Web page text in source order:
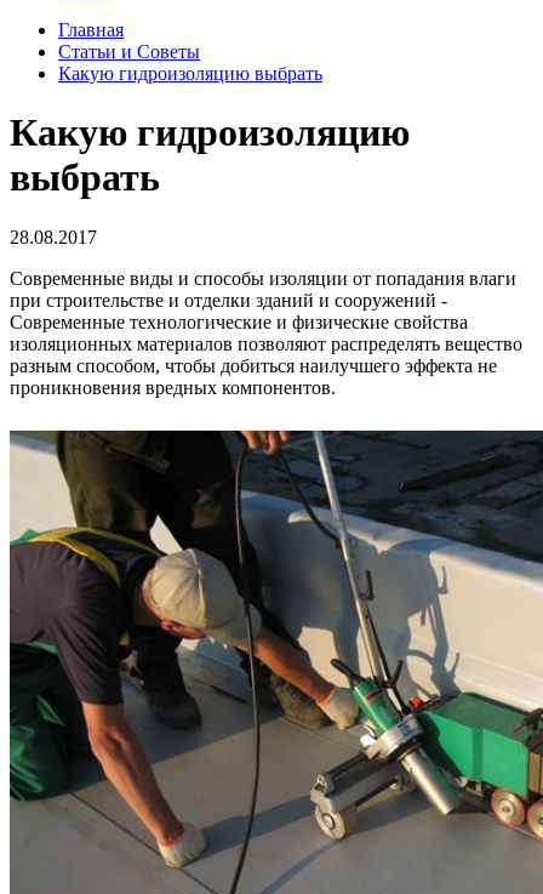
Главная
Статьи и Советы
Какую гидроизоляцию выбрать
Какую гидроизоляцию
выбрать
28.08.2017
Современные виды и способы изоляции от попадания влаги
при строительстве и отделки зданий и сооружений -
Современные технологические и физические свойства
изоляционных материалов позволяют распределять вещество
разным способом, чтобы добиться наилучшего эффекта не
проникновения вредных компонентов.